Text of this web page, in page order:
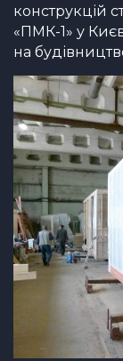
конструкцій
«ПМК-1» у
на